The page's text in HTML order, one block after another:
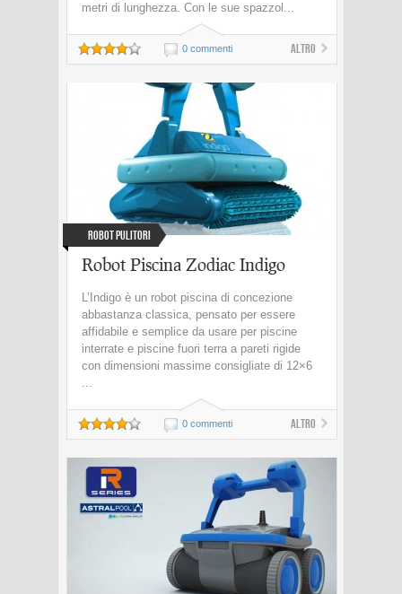
metri di lunghezza. Con le sue spazzol...
0 commenti Altro
Robot Pulitori
Robot Piscina Zodiac Indigo
L’Indigo è un robot piscina di concezione
abbastanza classica, pensato per essere
affidabile e semplice da usare per piscine
interrate e piscine fuori terra a pareti rigide
con dimensioni massime consigliate di 12×6
...
0 commenti Altro